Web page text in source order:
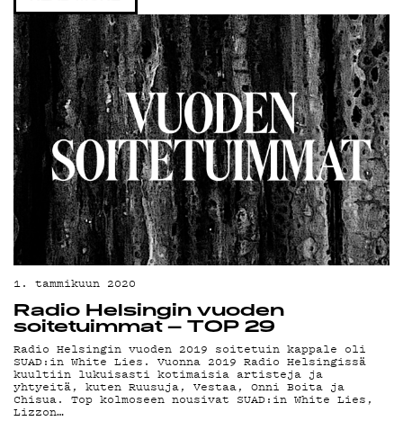
LIVELAB
KIRJAUDU SISÄÄN
1. tammikuun 2020
Radio Helsingin vuoden
soitetuimmat – TOP 29
Radio Helsingin vuoden 2019 soitetuin kappale oli
SUAD:in White Lies. Vuonna 2019 Radio Helsingissä
kuultiin lukuisasti kotimaisia artisteja ja
yhtyeitä, kuten Ruusuja, Vestaa, Onni Boita ja
Chisua. Top kolmoseen nousivat SUAD:in White Lies,
Lizzon…